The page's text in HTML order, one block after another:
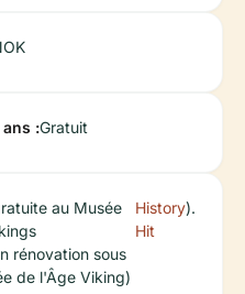
:Gratuit
au Musée
rénovation sous
de l'Âge Viking)
History
Hit
).